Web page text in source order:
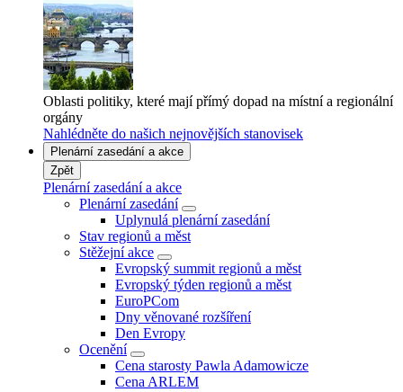
Oblasti politiky, které mají přímý dopad na místní a regionální
orgány
Nahlédněte do našich nejnovějších stanovisek
Plenární zasedání a akce
Zpět
Plenární zasedání a akce
Plenární zasedání
Uplynulá plenární zasedání
Stav regionů a měst
Stěžejní akce
Evropský summit regionů a měst
Evropský týden regionů a měst
EuroPCom
Dny věnované rozšíření
Den Evropy
Ocenění
Cena starosty Pawla Adamowicze
Cena ARLEM